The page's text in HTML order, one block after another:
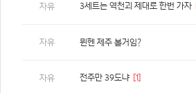
자유 3세트는 역천괴 제대로 한번 가자
자유 뮌헨 제주 볼거임?
자유 전주만 39도냐 [1]